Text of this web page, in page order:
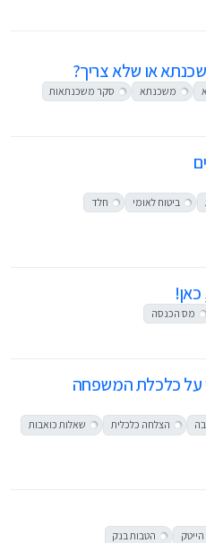
או שלא צריך?
משכנתא
סקר משכנתאות
ביטוח לאומי
חלד
מס הכנסה
על כלכלת המשפחה
הצלחה כלכלית
שאלות כואבות
הייטק הטבות בנק